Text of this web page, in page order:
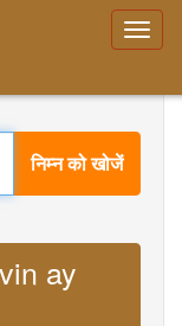
निम्न को खोजें
ay